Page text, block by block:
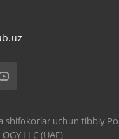
shifokorlar uchun tibbiy
LLC (UAE)